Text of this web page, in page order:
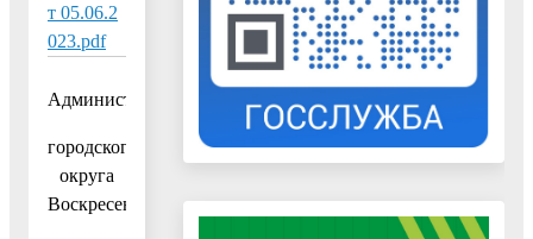
т 05.06.2
023.pdf
Администрация
городского
округа
Воскресенск